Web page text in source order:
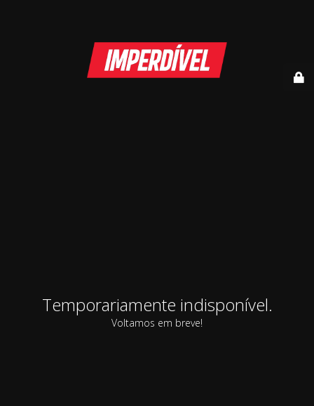
Temporariamente indisponível.
Voltamos em breve!